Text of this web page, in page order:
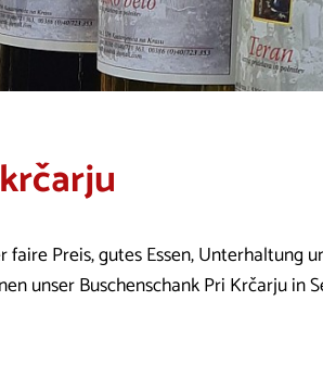
faire Preis, gutes Essen, Unterhaltung
unser Buschenschank Pri Krčarju in